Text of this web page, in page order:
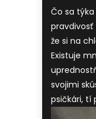
Čo sa
že si na
Existuje
svojimi
psičkári, tí